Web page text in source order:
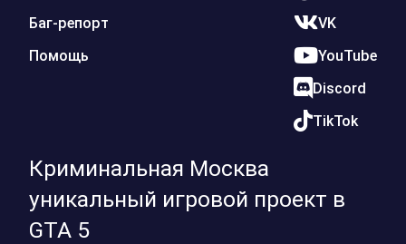
Криминальная Москва
уникальный игровой проект в
GTA 5
Баг-репорт
Помощь
VK
YouTube
Discord
TikTok